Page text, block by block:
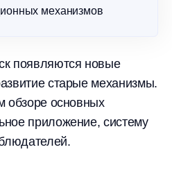
механизмов
появляются новые
старые механизмы.
обзоре основных
приложение, систему